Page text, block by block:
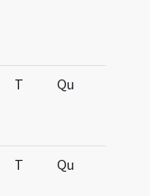
T Qu
T Qu